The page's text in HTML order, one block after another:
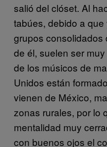
salió del clóset. Al
tabúes, debido a
grupos consolidados
de él, suelen ser
de los músicos de
Unidos están
vienen de México,
zonas rurales, por lo
mentalidad muy
con buenos ojos el